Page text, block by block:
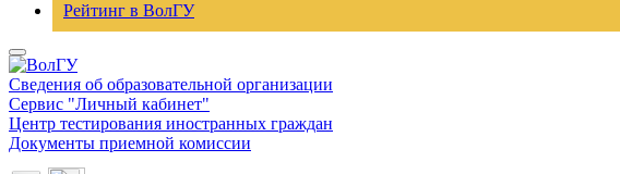
Рейтинг в ВолГУ
Сведения об образовательной организации
Сервис "Личный кабинет"
Центр тестирования иностранных граждан
Документы приемной комиссии